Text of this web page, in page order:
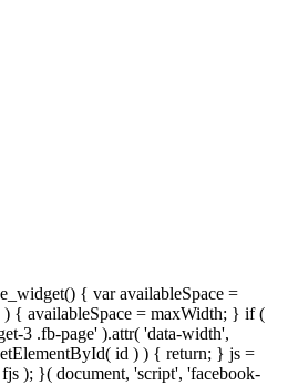
{ var availableSpace =
{ availableSpace = maxWidth; } if (
3 .fb-page' ).attr( 'data-width',
id ) ) { return; } js =
); }( document, 'script', 'facebook-